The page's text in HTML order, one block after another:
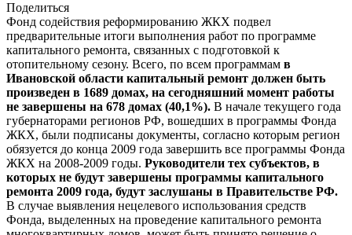
Поделиться
Фонд содействия реформированию ЖКХ подвел
предварительные итоги выполнения работ по программе
капитального ремонта, связанных с подготовкой к
отопительному сезону. Всего, по всем программам в
Ивановской области капитальный ремонт должен быть
произведен в 1689 домах, на сегодняшний момент работы
не завершены на 678 домах (40,1%). В начале текущего года
губернаторами регионов РФ, вошедших в программы Фонда
ЖКХ, были подписаны документы, согласно которым регион
обязуется до конца 2009 года завершить все программы Фонда
ЖКХ на 2008-2009 годы. Руководители тех субъектов, в
которых не будут завершены программы капитального
ремонта 2009 года, будут заслушаны в Правительстве РФ.
В случае выявления нецелевого использования средств
Фонда, выделенных на проведение капитального ремонта